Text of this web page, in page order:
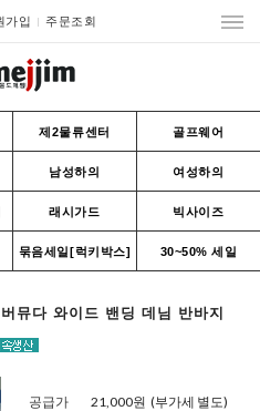
가입 주문조회
제2물류센터 골프웨어
남성하의 여성하의
래시가드 빅사이즈
묶음세일[럭키박스] 30~50% 세일
다 와이드 밴딩 데님 반바지
공급가 21,000원 (부가세 별도)